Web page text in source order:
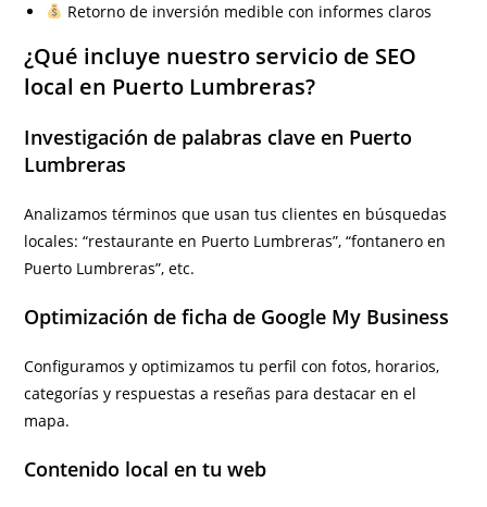
Retorno de inversión medible con informes claros
¿Qué incluye nuestro servicio de SEO
local en Puerto Lumbreras?
Investigación de palabras clave en Puerto
Lumbreras
Analizamos términos que usan tus clientes en búsquedas
locales: “restaurante en Puerto Lumbreras”, “fontanero en
Puerto Lumbreras”, etc.
Optimización de ficha de Google My Business
Configuramos y optimizamos tu perfil con fotos, horarios,
categorías y respuestas a reseñas para destacar en el
mapa.
Contenido local en tu web